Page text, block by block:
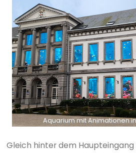
Aquarium mit Animationen
Gleich hinter dem